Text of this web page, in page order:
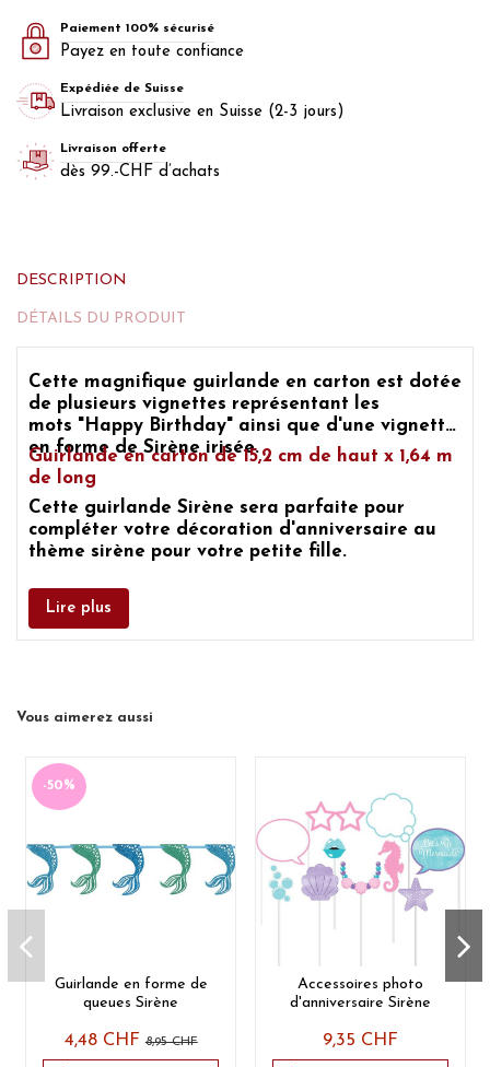
Paiement 100% sécurisé
Payez en toute confiance
Expédiée de Suisse
Livraison exclusive en Suisse (2-3 jours)
Livraison offerte
dès 99.-CHF d’achats
DESCRIPTION
DÉTAILS DU PRODUIT
Cette magnifique guirlande en carton est dotée
de plusieurs vignettes représentant les
mots "Happy Birthday" ainsi que d'une vignette
en forme de Sirène irisée.
Guirlande en carton de 15,2 cm de haut x 1,64 m
de long
Cette guirlande Sirène sera parfaite pour
compléter votre décoration d'anniversaire au
thème sirène pour votre petite fille.
Lire plus
Vous aimerez aussi
-50%
Guirlande en forme de
queues Sirène
4,48 CHF8,95 CHF
Accessoires photo
d'anniversaire Sirène
9,35 CHF